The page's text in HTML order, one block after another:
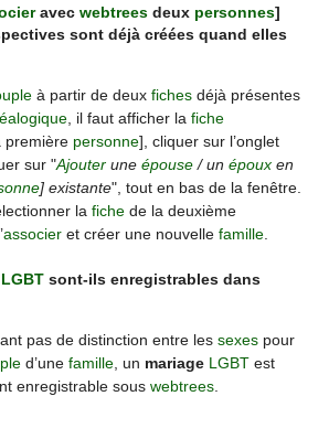
avecwebtrees deux personnes]
sont déjà créées quand elles
à partir de deux fichesdéjà présentes
, il faut afficher la fiche
personne], cliquer sur l’onglet
sur "Ajouterune épouse/ un épouxen
] existante", tout en bas de la fenêtre.
la fichede la deuxième
associeret créer une nouvelle famille.
LGBT sont-ils enregistrables dans
pas de distinction entre les sexespour
d’une famille, un mariage LGBTest
enregistrable sous webtrees.